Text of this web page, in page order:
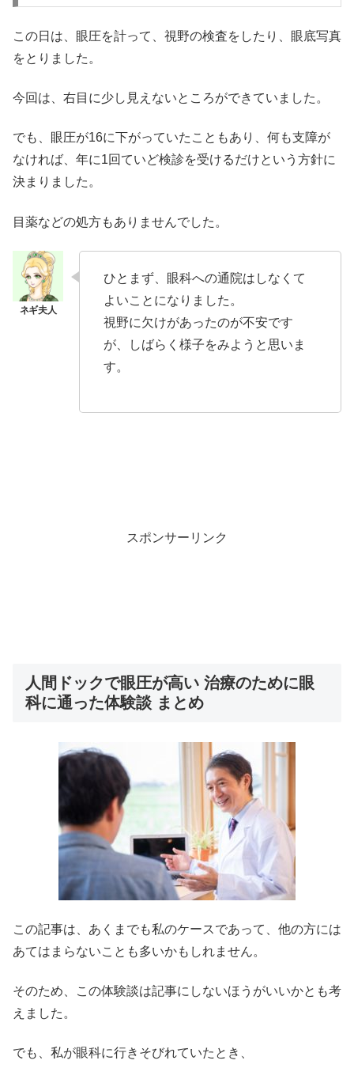
この日は、眼圧を計って、視野の検査をしたり、眼底写真
をとりました。
今回は、右目に少し見えないところができていました。
でも、眼圧が16に下がっていたこともあり、何も支障が
なければ、年に1回ていど検診を受けるだけという方針に
決まりました。
目薬などの処方もありませんでした。
ひとまず、眼科への通院はしなくて
よいことになりました。
視野に欠けがあったのが不安です
が、しばらく様子をみようと思いま
す。
スポンサーリンク
人間ドックで眼圧が高い 治療のために眼
科に通った体験談 まとめ
この記事は、あくまでも私のケースであって、他の方には
あてはまらないことも多いかもしれません。
そのため、この体験談は記事にしないほうがいいかとも考
えました。
でも、私が眼科に行きそびれていたとき、